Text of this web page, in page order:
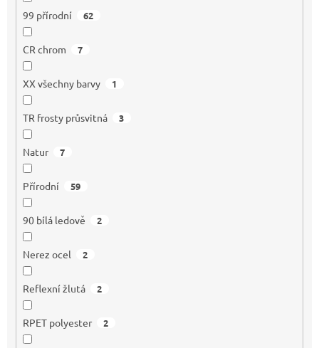
99 přírodní 62
CR chrom 7
XX všechny barvy 1
TR frosty průsvitná 3
Natur 7
Přírodní 59
90 bílá ledově 2
Nerez ocel 2
Reflexní žlutá 2
RPET polyester 2